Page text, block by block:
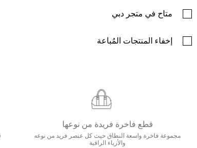
متاح في متجر دبي
إخفاء المنتجات المُباعة
قطع فاخرة فريدة من نوعها
مجموعة فاخرة واسعة النطاق حيث كل عنصر فريد من نوعه
والأزياء الراقية